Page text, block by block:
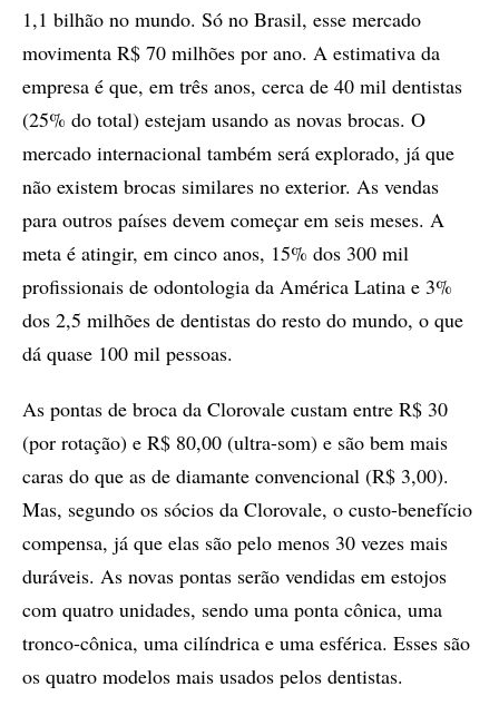
1,1 bilhão no mundo. Só no Brasil, esse mercado
movimenta R$ 70 milhões por ano. A estimativa da
empresa é que, em três anos, cerca de 40 mil dentistas
(25% do total) estejam usando as novas brocas. O
mercado internacional também será explorado, já que
não existem brocas similares no exterior. As vendas
para outros países devem começar em seis meses. A
meta é atingir, em cinco anos, 15% dos 300 mil
profissionais de odontologia da América Latina e 3%
dos 2,5 milhões de dentistas do resto do mundo, o que
dá quase 100 mil pessoas.
As pontas de broca da Clorovale custam entre R$ 30
(por rotação) e R$ 80,00 (ultra-som) e são bem mais
caras do que as de diamante convencional (R$ 3,00).
Mas, segundo os sócios da Clorovale, o custo-benefício
compensa, já que elas são pelo menos 30 vezes mais
duráveis. As novas pontas serão vendidas em estojos
com quatro unidades, sendo uma ponta cônica, uma
tronco-cônica, uma cilíndrica e uma esférica. Esses são
os quatro modelos mais usados pelos dentistas.